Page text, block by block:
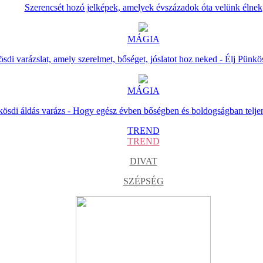
Szerencsét hozó jelképek, amelyek évszázadok óta velünk élnek
MÁGIA
varázslat, amely szerelmet, bőséget, jóslatot hoz neked - Élj
MÁGIA
áldás varázs - Hogy egész évben bőségben és boldogságban
TREND
TREND
DIVAT
SZÉPSÉG